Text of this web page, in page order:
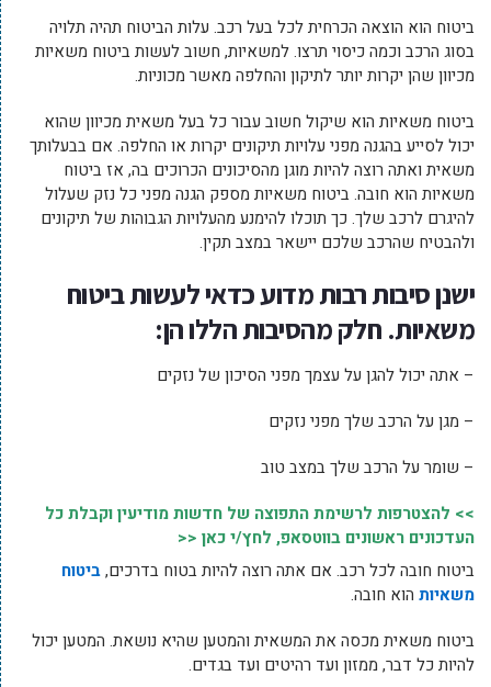
ביטוח הוא הוצאה הכרחית לכל בעל רכב. עלות הביטוח תהיה תלויה
בסוג הרכב וכמה כיסוי תרצו. למשאיות, חשוב לעשות ביטוח משאיות
מכיוון שהן יקרות יותר לתיקון והחלפה מאשר מכוניות.
ביטוח משאיות הוא שיקול חשוב עבור כל בעל משאית מכיוון שהוא
יכול לסייע בהגנה מפני עלויות תיקונים יקרות או החלפה. אם בבעלותך
משאית ואתה רוצה להיות מוגן מהסיכונים הכרוכים בה, אז ביטוח
משאיות הוא חובה. ביטוח משאיות מספק הגנה מפני כל נזק שעלול
להיגרם לרכב שלך. כך תוכלו להימנע מהעלויות הגבוהות של תיקונים
ולהבטיח שהרכב שלכם יישאר במצב תקין.
ישנן סיבות רבות מדוע כדאי לעשות ביטוח
משאיות. חלק מהסיבות הללו הן:
– אתה יכול להגן על עצמך מפני הסיכון של נזקים
– מגן על הרכב שלך מפני נזקים
– שומר על הרכב שלך במצב טוב
>> להצטרפות לרשימת התפוצה של חדשות מודיעין וקבלת כל
העדכונים ראשונים בווטסאפ, לחץ/י כאן <<
ביטוח חובה לכל רכב. אם אתה רוצה להיות בטוח בדרכים,ביטוח
משאיות הוא חובה.
ביטוח משאית מכסה את המשאית והמטען שהיא נושאת. המטען יכול
להיות כל דבר, ממזון ועד רהיטים ועד בגדים.